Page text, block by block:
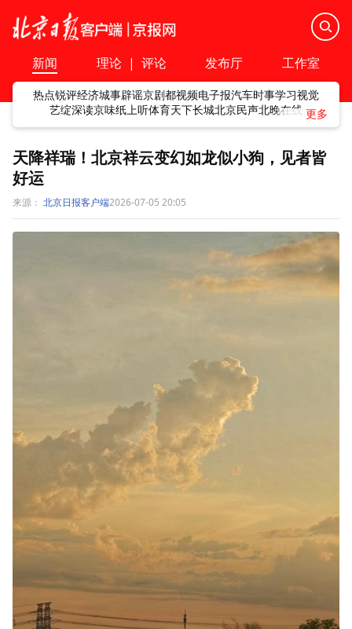
新闻 理论 | 评论 发布厅 工作室
热点锐评经济城事辟谣京剧都视频电子报汽车时事学习视觉
艺绽深读京味纸上听体育天下长城北京民声北晚在线
天降祥瑞！北京祥云变幻如龙似小狗，见者皆
好运
来源： 北京日报客户端2026-07-05 20:05